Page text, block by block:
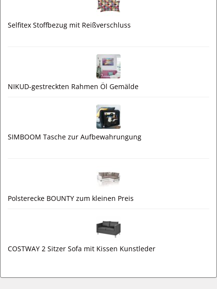
Selfitex Stoffbezug mit Reißverschluss
NIKUD-gestreckten Rahmen Öl Gemälde
SIMBOOM Tasche zur Aufbewahrungung
Polsterecke BOUNTY zum kleinen Preis
COSTWAY 2 Sitzer Sofa mit Kissen Kunstleder